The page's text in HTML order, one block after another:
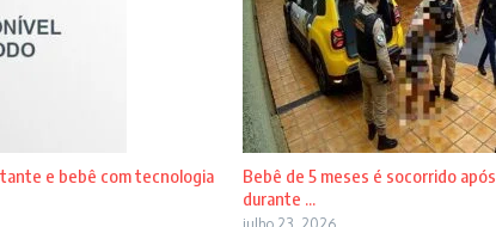
e bebê com tecnologia
Bebê de 5 meses é socorrido
durante ...